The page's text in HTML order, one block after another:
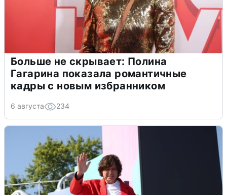
Больше не скрывает: Полина
Гагарина показала романтичные
кадры с новым избранником
6 августа 234